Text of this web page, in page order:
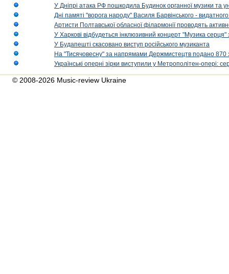
У Дніпрі атака РФ пошкодила Будинок органної музики та
Дні памяті "ворога народу" Василя Барвінського -
Артисти Полтавської обласної філармонії проводять
У Харкові відбудеться інклюзивний концерт "Музика
У Будапешті скасовано виступ російського музиканта
На "Тисячовесну" за напрямами Держмистецтв подано 870
Українські оперні зірки виступили у Метрополітен-опері:
© 2008-2026 Music-review Ukraine